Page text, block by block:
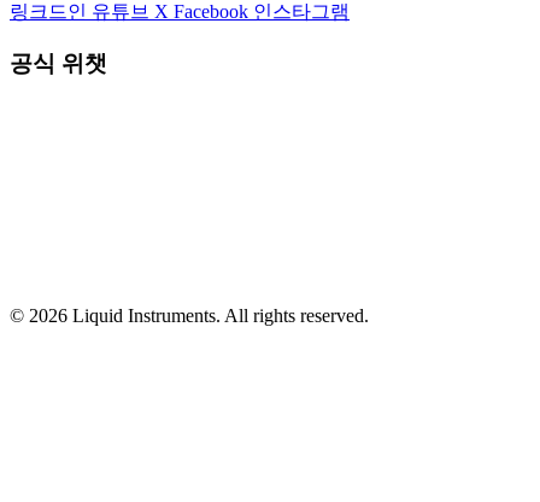
링크드인 유튜브 X Facebook 인스타그램
공식 위챗
© 2026 Liquid Instruments. All rights reserved.